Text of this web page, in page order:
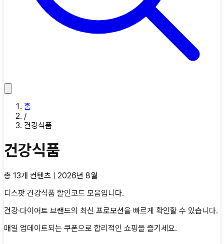
홈
/
건강식품
건강식품
총 13개 컨텐츠 | 2026년 8월
디스팟 건강식품 할인코드 모음입니다.
건강·다이어트 브랜드의 최신 프로모션을 빠르게 확인할 수 있습니다.
매일 업데이트되는 쿠폰으로 합리적인 쇼핑을 즐기세요.